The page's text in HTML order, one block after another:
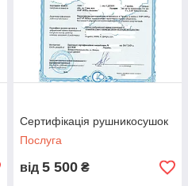
Сертифікація рушникосушок
Послуга
від 5 500 ₴